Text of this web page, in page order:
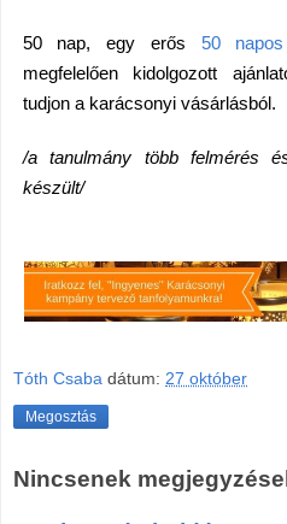
50 nap, egy erős 50
megfelelően kidolgozott
tudjon a karácsonyi vásárlásból.
/a tanulmány több felmérés
készült/
Tóth Csaba dátum: 27 október
Megosztás
Nincsenek